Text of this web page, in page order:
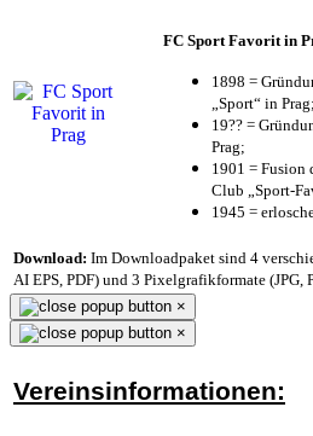
FC Sport Favorit in
1898 =
„Sport“ in Prag;
19?? =
Prag;
1901 = Fusion
Club „Sport-
1945 =
Download: Im Downloadpaket sind 4
AI EPS, PDF) und 3 Pixelgrafikformate (JPG,
×
×
Vereinsinformationen: